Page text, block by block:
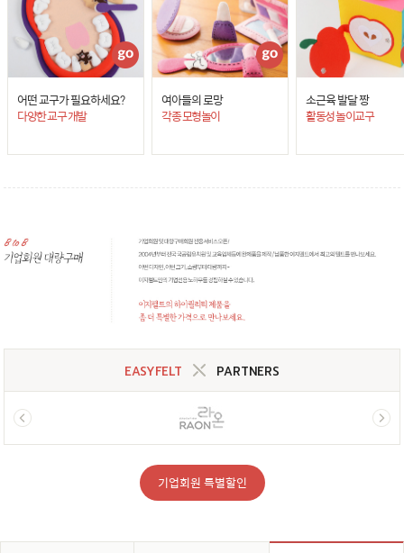
어떤 교구가 필요하세요?
다양한 교구 개발
여아들의 로망
각종 모형놀이
소근육 발달 짱
활동성 놀이교구
EASYFELT PARTNERS
기업회원 특별할인